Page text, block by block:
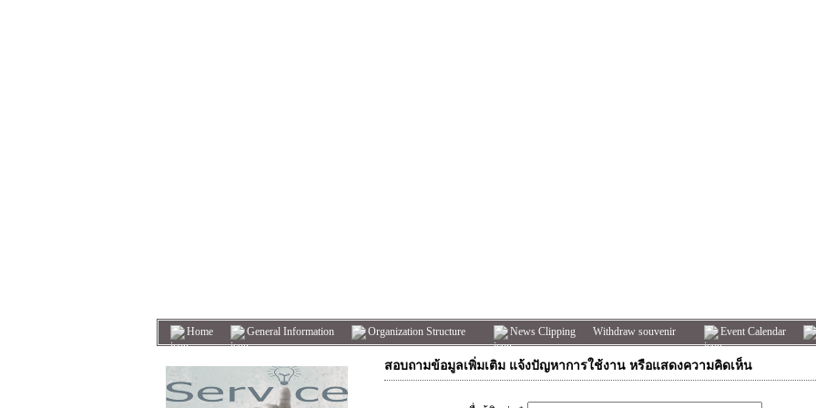
Home General Information Organization Structure News Clipping Withdraw souvenir Event Calendar
สอบถามข้อมูลเพิ่มเติม แจ้งปัญหาการใช้งาน หรือแสดงความคิดเห็น